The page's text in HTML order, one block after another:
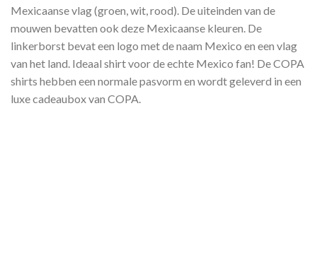
Mexicaanse vlag (groen, wit, rood). De uiteinden van de
mouwen bevatten ook deze Mexicaanse kleuren. De
linkerborst bevat een logo met de naam Mexico en een vlag
van het land. Ideaal shirt voor de echte Mexico fan! De COPA
shirts hebben een normale pasvorm en wordt geleverd in een
luxe cadeaubox van COPA.